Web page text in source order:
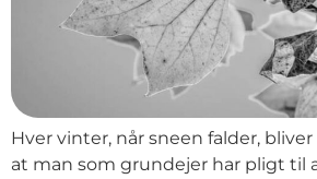
Hver vinter, når sneen falder,
at man som grundejer har pligt til